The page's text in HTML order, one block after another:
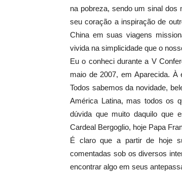
na pobreza, sendo um sinal
seu coração a inspiração de
China em suas viagens
vivida na simplicidade que o
Eu o conheci durante a V
maio de 2007, em Aparecida. À
Todos sabemos da novidade,
América Latina, mas todos os
dúvida que muito daquilo que
Cardeal Bergoglio, hoje Papa
É claro que a partir de hoje
comentadas sob os diversos
encontrar algo em seus